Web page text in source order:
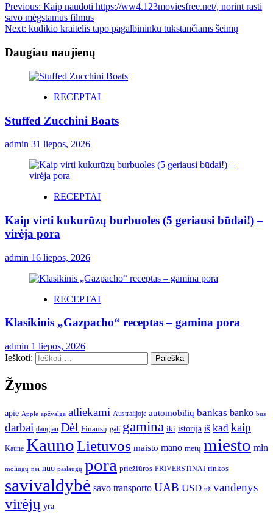
Previous: Kaip naudoti https://ww4.123moviesfree.net/, norint rasti
savo mėgstamus filmus
Next: kūdikio kraitelis tapo pagalbininku tūkstančiams šeimų
Daugiau naujienų
RECEPTAI
Stuffed Zucchini Boats
admin 31 liepos, 2026
RECEPTAI
Kaip virti kukurūzų burbuoles (5 geriausi būdai!) –
virėja pora
admin 16 liepos, 2026
RECEPTAI
Klasikinis „Gazpacho“ receptas – gamina pora
admin 1 liepos, 2026
Ieškoti:
Žymos
apie Apple apžvalga atliekami Australijoje automobilių bankas banko bus
darbai daugiau Dėl Finansų gali gamina iki istorija iš kad kaip
Kaune KaunoLietuvos maisto mano metų miesto mln
moliūgų nei nuo paslaugų pora priežiūros PRIVERSTINAI rinkos
savivaldybė savo transporto UAB USD už vandenys
virėjų yra